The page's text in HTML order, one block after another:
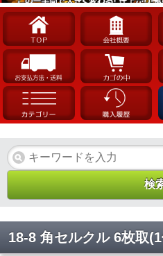
18-8 角セルクル 6枚取